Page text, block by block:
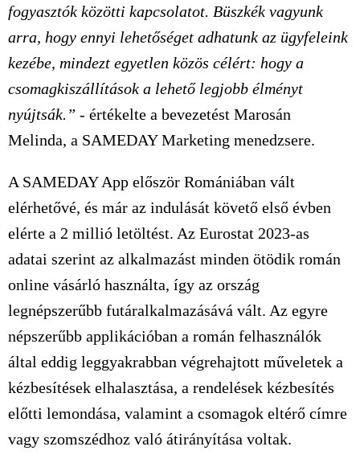
fogyasztók közötti kapcsolatot. Büszkék vagyunk
arra, hogy ennyi lehetőséget adhatunk az ügyfeleink
kezébe, mindezt egyetlen közös célért: hogy a
csomagkiszállítások a lehető legjobb élményt
nyújtsák.” - értékelte a bevezetést Marosán
Melinda, a SAMEDAY Marketing menedzsere.
A SAMEDAY App először Romániában vált
elérhetővé, és már az indulását követő első évben
elérte a 2 millió letöltést. Az Eurostat 2023-as
adatai szerint az alkalmazást minden ötödik román
online vásárló használta, így az ország
legnépszerűbb futáralkalmazásává vált. Az egyre
népszerűbb applikációban a román felhasználók
által eddig leggyakrabban végrehajtott műveletek a
kézbesítések elhalasztása, a rendelések kézbesítés
előtti lemondása, valamint a csomagok eltérő címre
vagy szomszédhoz való átirányítása voltak.